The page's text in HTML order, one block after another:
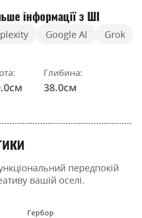
інформації з ШІ
Google AI Grok
Глибина:
38.0см
передпокій
вашій оселі.
Гербор